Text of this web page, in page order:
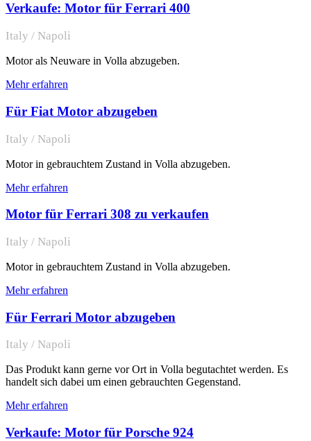
Verkaufe: Motor für Ferrari 400
Italy / Napoli
Motor als Neuware in Volla abzugeben.
Mehr erfahren
Für Fiat Motor abzugeben
Italy / Napoli
Motor in gebrauchtem Zustand in Volla abzugeben.
Mehr erfahren
Motor für Ferrari 308 zu verkaufen
Italy / Napoli
Motor in gebrauchtem Zustand in Volla abzugeben.
Mehr erfahren
Für Ferrari Motor abzugeben
Italy / Napoli
Das Produkt kann gerne vor Ort in Volla begutachtet werden. Es
handelt sich dabei um einen gebrauchten Gegenstand.
Mehr erfahren
Verkaufe: Motor für Porsche 924